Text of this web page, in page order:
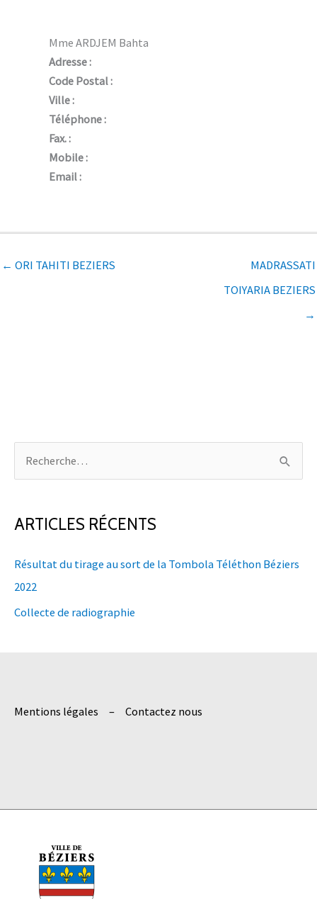
Mme ARDJEM Bahta
Adresse :
Code Postal :
Ville :
Téléphone :
Fax. :
Mobile :
Email :
← ORI TAHITI BEZIERS
MADRASSATI
TOIYARIA BEZIERS
→
e
h
r
c
h
ARTICLES RÉCENTS
Résultat du tirage au sort de la Tombola Téléthon Béziers
2022
Collecte de radiographie
Mentions légales Contactez nous